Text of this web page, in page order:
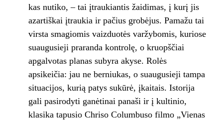
kas nutiko, – tai įtraukiantis žaidimas, į kurį jis
azartiškai įtraukia ir pačius grobėjus. Pamažu tai
virsta smagiomis vaizduotės varžybomis, kuriose
suaugusieji praranda kontrolę, o kruopščiai
apgalvotas planas subyra akyse. Rolės
apsikeičia: jau ne berniukas, o suaugusieji tampa
situacijos, kurią patys sukūrė, įkaitais. Istorija
gali pasirodyti ganėtinai panaši ir į kultinio,
klasika tapusio Chriso Columbuso filmo „Vienas